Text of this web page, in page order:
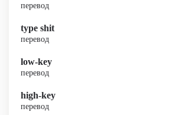
перевод
type shit
перевод
low-key
перевод
high-key
перевод